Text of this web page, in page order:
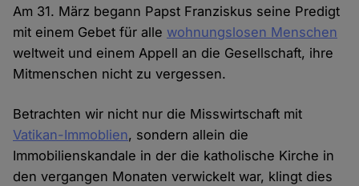
Am 31. März begann Papst Franziskus seine Predigt
mit einem Gebet für alle wohnungslosen Menschen
weltweit und einem Appell an die Gesellschaft, ihre
Mitmenschen nicht zu vergessen.
Betrachten wir nicht nur die Misswirtschaft mit
Vatikan-Immoblien, sondern allein die
Immobilienskandale in der die katholische Kirche in
den vergangen Monaten verwickelt war, klingt dies